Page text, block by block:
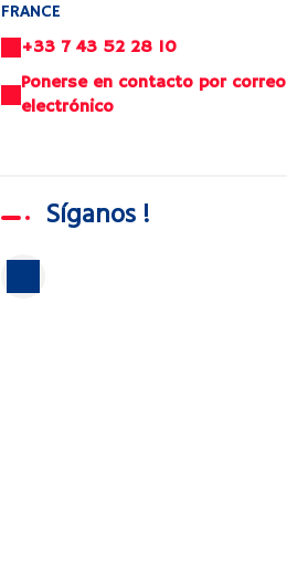
FRANCE
+33 7 43 52 28 10
Ponerse en contacto por correo
electrónico
Síganos !